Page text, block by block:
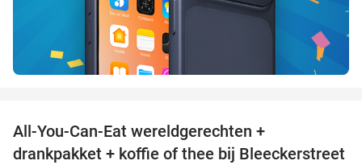
All-You-Can-Eat wereldgerechten +
drankpakket + koffie of thee bij Bleeckerstreet